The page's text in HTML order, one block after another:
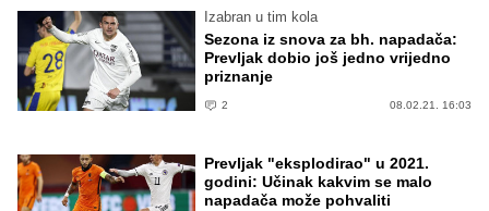
Izabran u tim kola
Sezona iz snova za bh. napadača:
Prevljak dobio još jedno vrijedno
priznanje
2 08.02.21. 16:03
Prevljak "eksplodirao" u 2021.
godini: Učinak kakvim se malo
napadača može pohvaliti